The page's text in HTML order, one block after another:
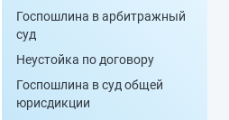
Госпошлина в арбитражный
суд
Неустойка по договору
Госпошлина в суд общей
юрисдикции